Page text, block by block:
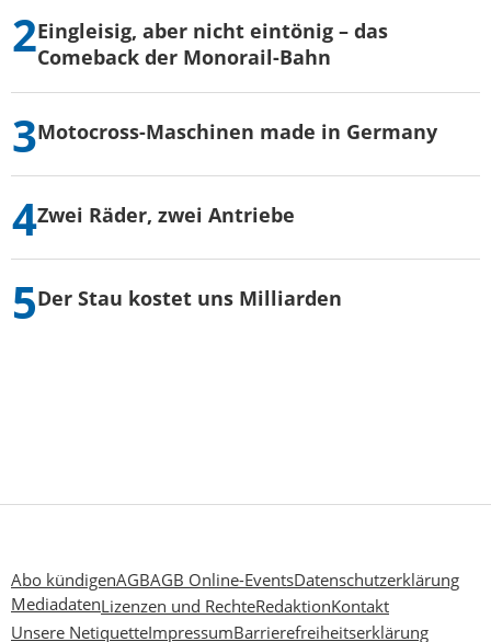
Eingleisig, aber nicht eintönig – das
Comeback der Monorail-Bahn
Motocross-Maschinen made in Germany
Zwei Räder, zwei Antriebe
Der Stau kostet uns Milliarden
Abo kündigenAGBAGB Online-EventsDatenschutzerklärung
MediadatenLizenzen und RechteRedaktionKontakt
Unsere NetiquetteImpressumBarrierefreiheitserklärung